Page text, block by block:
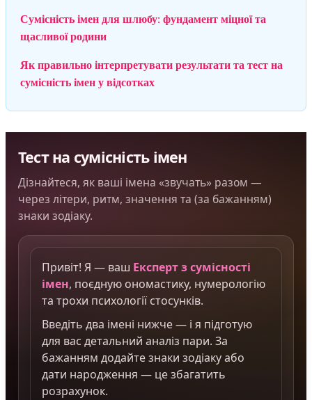
Сумісність імен для шлюбу: фундамент міцної та
щасливої родини
Як правильно інтерпретувати результати та тест на
сумісність імен у відсотках
Тест на сумісність імен
Дізнайтеся, як ваші імена «звучать» разом —
через літери, ритм, значення та (за бажанням)
знаки зодіаку.
Привіт! Я — ваш Експерт з сумісності
імен, поєдную ономастику, нумерологію
та трохи психології стосунків.
Введіть два імені нижче — і я підготую
для вас детальний аналіз пари. За
бажанням додайте знаки зодіаку або
дати народження — це збагатить
розрахунок.